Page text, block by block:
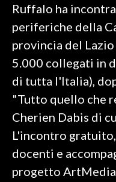
Ruffalo ha
periferiche della
provincia del
5.000 collegati in
di tutta l'Italia),
"Tutto quello che
Cherien Dabis di
L'incontro
docenti e
progetto ArtMedia